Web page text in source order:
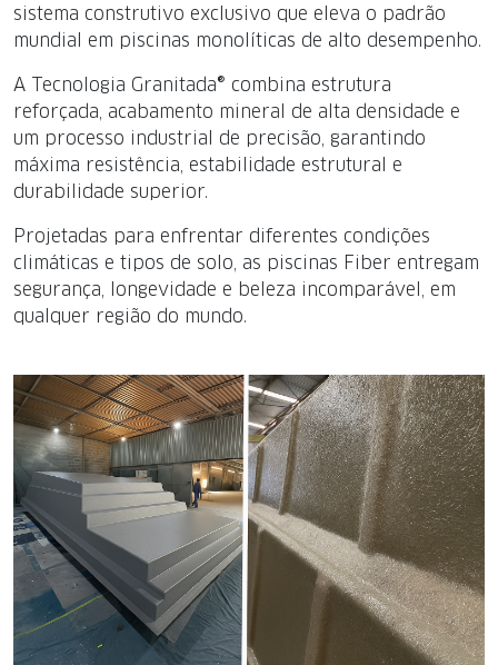
sistema construtivo exclusivo que eleva o padrão
mundial em piscinas monolíticas de alto desempenho.
A Tecnologia Granitada® combina estrutura
reforçada, acabamento mineral de alta densidade e
um processo industrial de precisão, garantindo
máxima resistência, estabilidade estrutural e
durabilidade superior.
Projetadas para enfrentar diferentes condições
climáticas e tipos de solo, as piscinas Fiber entregam
segurança, longevidade e beleza incomparável, em
qualquer região do mundo.